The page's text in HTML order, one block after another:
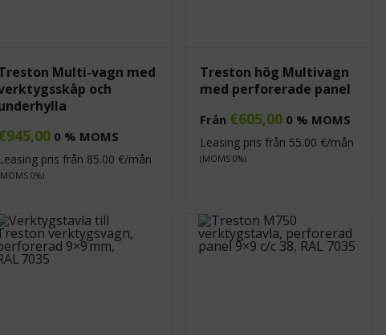
Multi-vagn med
och
945,00 0 % MOMS
Leasing pris från 85.00 €/mån
0%)
Treston hög Multivagn
med perforerade panel
Från €605,00 0 % MOMS
Leasing pris från 55.00 €/mån
(MOMS 0%)